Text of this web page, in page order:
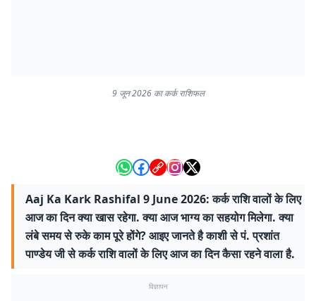
9 जून 2026 का कर्क राशिफल
Aaj Ka Kark Rashifal 9 June 2026: कर्क राशि वालों के लिए
आज का दिन क्या खास रहेगा. क्या आज भाग्य का सहयोग मिलेगा. क्या
लंबे समय से रुके काम पूरे होंगे? आइए जानते है काशी से पं. प्रशांत
पाण्डेय जी से कर्क राशि वालों के लिए आज का दिन कैसा रहने वाला है.
विज्ञापन